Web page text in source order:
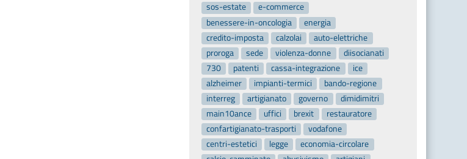
sos-estate
e-commerce
benessere-in-oncologia
energia
credito-imposta
calzolai
auto-elettriche
proroga
sede violenza-donne
diisocianati
730
patenti cassa-integrazione
ice
alzheimer
impianti-termici
bando-regione
interreg
artigianato governo
dimidimitri
main10ance
uffici brexit
restauratore
confartigianato-trasporti
vodafone
centri-estetici
legge
economia-circolare